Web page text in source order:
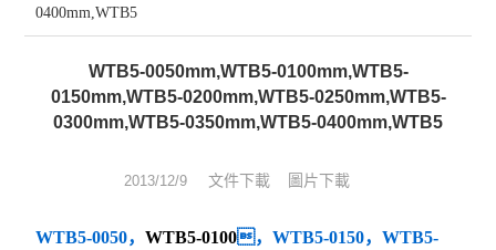
維修
數(shù)顯表
影像測量儀
色差儀
0400mm,WTB5
WTB5-0050mm,WTB5-0100mm,WTB5-
0150mm,WTB5-0200mm,WTB5-0250mm,WTB5-
0300mm,WTB5-0350mm,WTB5-0400mm,WTB5
2013/12/9 文件下載 圖片下載
WTB5-0050，WTB5-0100，WTB5-0150，WTB5-